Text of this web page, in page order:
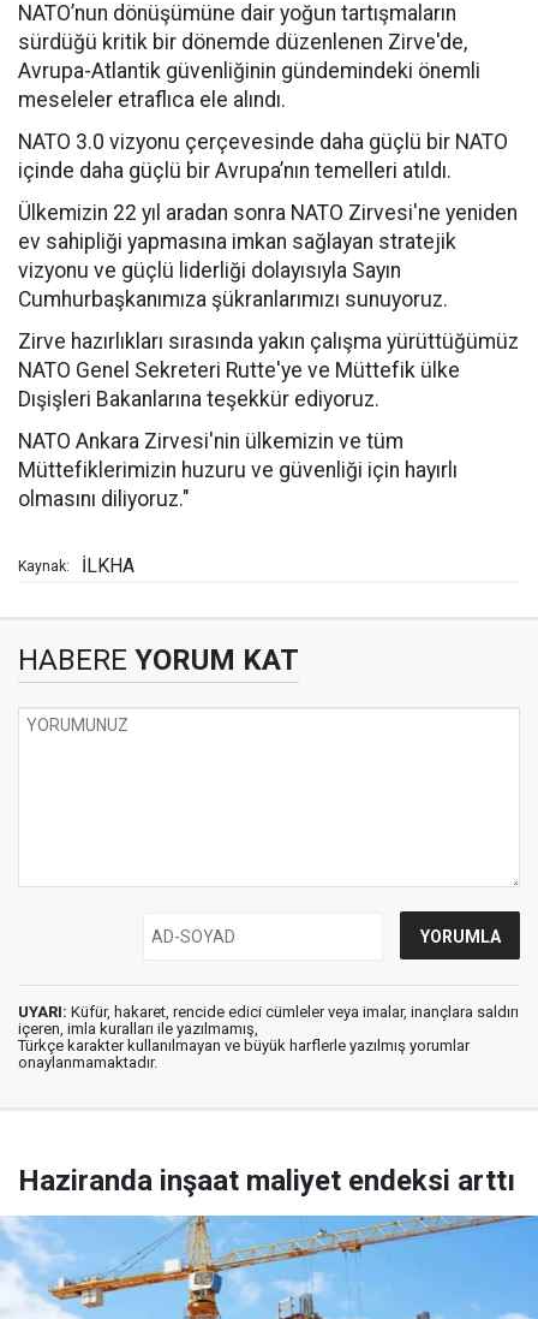
NATO’nun dönüşümüne dair yoğun tartışmaların
sürdüğü kritik bir dönemde düzenlenen Zirve'de,
Avrupa-Atlantik güvenliğinin gündemindeki önemli
meseleler etraflıca ele alındı.
NATO 3.0 vizyonu çerçevesinde daha güçlü bir NATO
içinde daha güçlü bir Avrupa’nın temelleri atıldı.
Ülkemizin 22 yıl aradan sonra NATO Zirvesi'ne yeniden
ev sahipliği yapmasına imkan sağlayan stratejik
vizyonu ve güçlü liderliği dolayısıyla Sayın
Cumhurbaşkanımıza şükranlarımızı sunuyoruz.
Zirve hazırlıkları sırasında yakın çalışma yürüttüğümüz
NATO Genel Sekreteri Rutte'ye ve Müttefik ülke
Dışişleri Bakanlarına teşekkür ediyoruz.
NATO Ankara Zirvesi'nin ülkemizin ve tüm
Müttefiklerimizin huzuru ve güvenliği için hayırlı
olmasını diliyoruz."
Kaynak: İLKHA
HABERE YORUM KAT
UYARI: Küfür, hakaret, rencide edici cümleler veya imalar, inançlara saldırı
içeren, imla kuralları ile yazılmamış,
Türkçe karakter kullanılmayan ve büyük harflerle yazılmış yorumlar
onaylanmamaktadır.
Haziranda inşaat maliyet endeksi arttı